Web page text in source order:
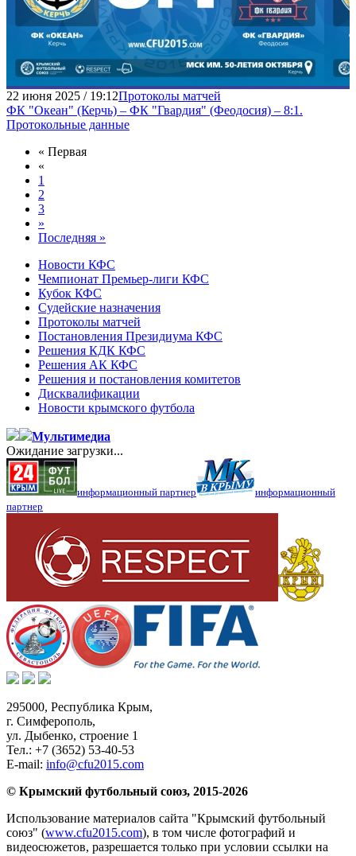
22 июня 2025 / 19:12Протоколы матчей
ФК "Океан" (Керчь) – ФК "Гвардия" (Феодосия) – 8:1.
Протокольные данные
« Первая
«
1
2
3
»
Последняя »
Новости КФС
Чемпионат Премьер-лиги КФС
Кубок КФС
Судейские назначения
Протоколы матчей
Постановления Президиума КФС
Решения КДК КФС
Решения АК КФС
Решения и постановления комитетов
Дисквалификации
Новости крымского футбола
Мультимедиа
Ожидание загрузки...
информационный партнер
информационный
партнер
295000, Республика Крым,
г. Симферополь,
ул. Дыбенко, строение 1
Тел.: +7 (3652) 53-40-53
E-mail: info@cfu2015.com
© Крымский футбольный союз, 2015-2026
Использование материалов сайта "Крымский футбольный
союз" (www.cfu2015.com), в том числе фотографий и
видеосюжетов, разрешается только при условии ссылки на